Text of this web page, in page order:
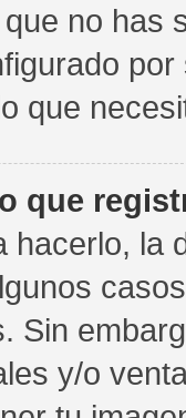
no has
que
que
hacerlo, la
Sin
y/o